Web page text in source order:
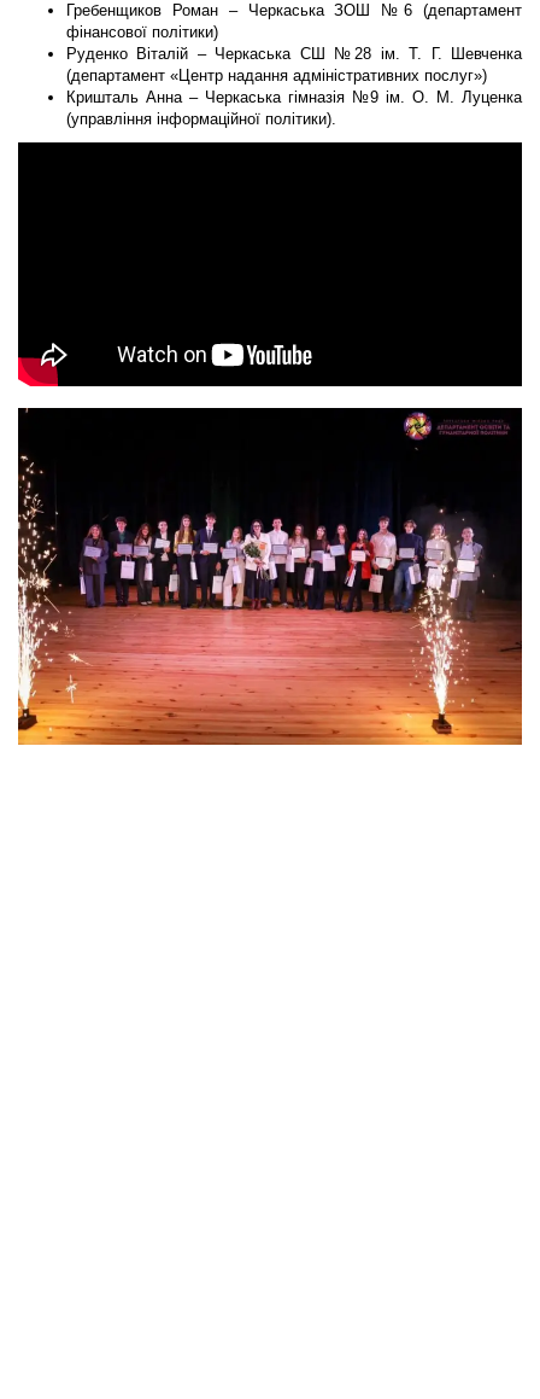
Гребенщиков Роман – Черкаська ЗОШ №6 (департамент
фінансової політики)
Руденко Віталій – Черкаська СШ №28 ім. Т. Г. Шевченка
(департамент «Центр надання адміністративних послуг»)
Кришталь Анна – Черкаська гімназія №9 ім. О. М. Луценка
(управління інформаційної політики).